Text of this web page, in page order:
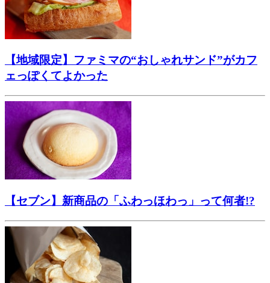
【地域限定】ファミマの“おしゃれサンド”がカフ
ェっぽくてよかった
【セブン】新商品の「ふわっほわっ」って何者!?